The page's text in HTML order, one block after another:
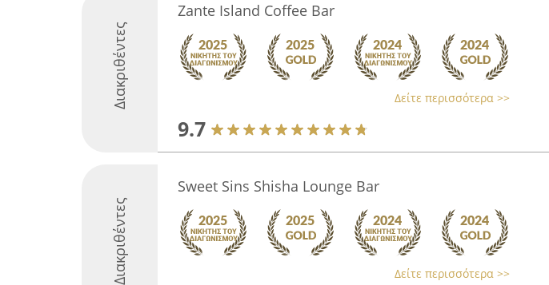
Διακριθέντες
Zante Island Coffee Bar
Δείτε περισσότερα >>
9.7
Διακριθέντες
Sweet Sins Shisha Lounge Bar
Δείτε περισσότερα >>